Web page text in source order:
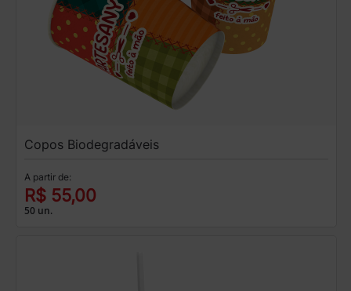
Copos Biodegradáveis
A partir de:
R$ 55,00
50 un.